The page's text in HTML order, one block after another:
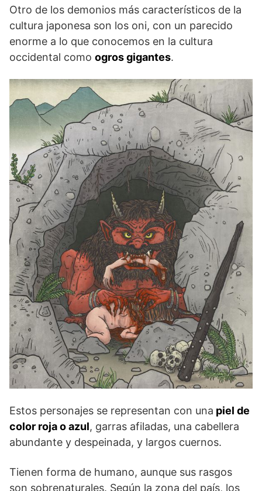
Otro de los demonios más característicos de la
cultura japonesa son los oni, con un parecido
enorme a lo que conocemos en la cultura
occidental como ogros gigantes.
Estos personajes se representan con una piel de
color roja o azul, garras afiladas, una cabellera
abundante y despeinada, y largos cuernos.
Tienen forma de humano, aunque sus rasgos
son sobrenaturales. Según la zona del país, los